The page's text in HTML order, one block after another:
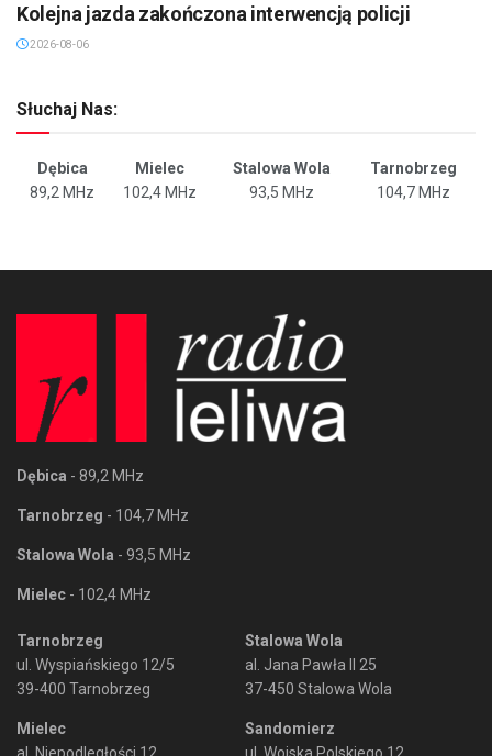
Kolejna jazda zakończona interwencją policji
2026-08-06
Słuchaj Nas:
Dębica Mielec Stalowa Wola
Tarnobrzeg
89,2 MHz
102,4 MHz 93,5 MHz 104,7 MHz
Dębica - 89,2 MHz
Tarnobrzeg - 104,7 MHz
Stalowa Wola - 93,5 MHz
Mielec - 102,4 MHz
Tarnobrzeg
ul. Wyspiańskiego 12/5
39-400 Tarnobrzeg
Mielec
Stalowa Wola
al. Jana Pawła II 25
37-450 Stalowa Wola
Sandomierz